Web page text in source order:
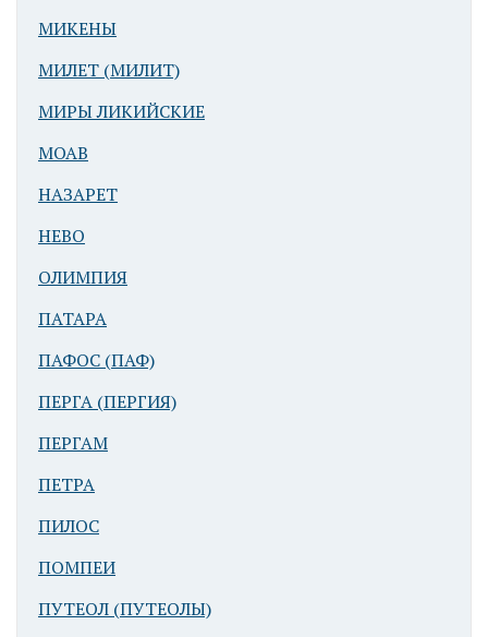
Иерусалим.
Вид на
гору
Иерусалим.
Восточный
Давидова
МИКЕНЫ
МИЛЕТ (МИЛИТ)
МИРЫ ЛИКИЙСКИЕ
МОАВ
НАЗАРЕТ
НЕВО
ОЛИМПИЯ
ПАТАРА
ПАФОС (ПАФ)
ПЕРГА (ПЕРГИЯ)
ПЕРГАМ
ПЕТРА
ПИЛОС
ПОМПЕИ
ПУТЕОЛ (ПУТЕОЛЫ)